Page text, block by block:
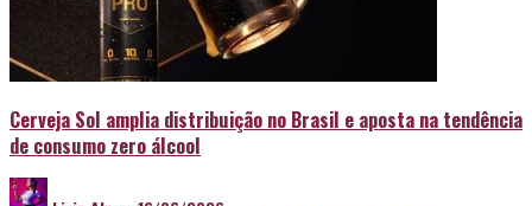
Cerveja Sol amplia distribuição no Brasil e aposta na tendência
de consumo zero álcool